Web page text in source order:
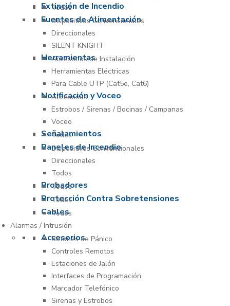
Extinción de Incendio
Todos
Fuentes de Alimentación
Dispositivos Convencionales
Direccionales
SILENT KNIGHT
Herramientas
Accesorios de Instalación
Herramientas Eléctricas
Para Cable UTP (Cat5e, Cat6)
Notificación y Voceo
Accesorios
Estrobos / Sirenas / Bocinas / Campanas
Voceo
Señalamientos
Todos
Paneles de Incendio
Dispositivos Convencionales
Direccionales
Todos
Probadores
Todos
Protección Contra Sobretensiones
Todos
Cables
Todos
Alarmas / Intrusión
Accesorios
Botones de Pánico
Controles Remotos
Estaciones de Jalón
Interfaces de Programación
Marcador Telefónico
Sirenas y Estrobos